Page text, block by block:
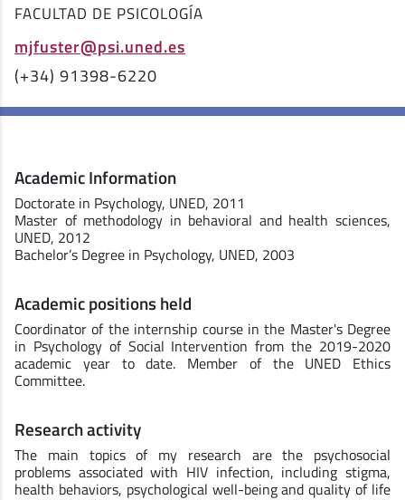
FACULTAD DE PSICOLOGÍA
mjfuster@psi.uned.es
(+34) 91398-6220
Academic Information
Doctorate in Psychology, UNED, 2011
Master of methodology in behavioral and health sciences,
UNED, 2012
Bachelor’s Degree in Psychology, UNED, 2003
Academic positions held
Coordinator of the internship course in the Master's Degree
in Psychology of Social Intervention from the 2019-2020
academic year to date. Member of the UNED Ethics
Committee.
Research activity
The main topics of my research are the psychosocial
problems associated with HIV infection, including stigma,
health behaviors, psychological well-being and quality of life